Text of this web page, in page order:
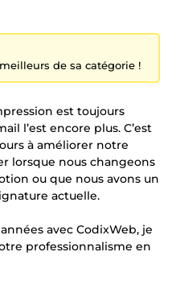
de sa catégorie !
est toujours
l’est encore plus. C’est
à améliorer notre
lorsque nous changeons
ou que nous avons un
actuelle.
avec CodixWeb, je
professionnalisme en